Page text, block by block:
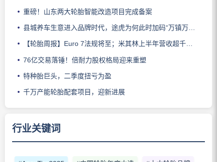
重磅！山东两大轮胎智能改造项目完成备案
县城养车生意进入品牌时代，途虎为何此时加码“万镇万店”？
【轮胎周报】Euro 7法规将至；米其林上半年营收超千亿；倍耐力上半年盈利稳增；龙星炭黑斩获欧洲近万吨订单
76亿交易落锤！倍耐力股权格局迎来重塑
特种胎巨头，二季度扭亏为盈
千万产能轮胎配套项目，迎新进展
行业关键词